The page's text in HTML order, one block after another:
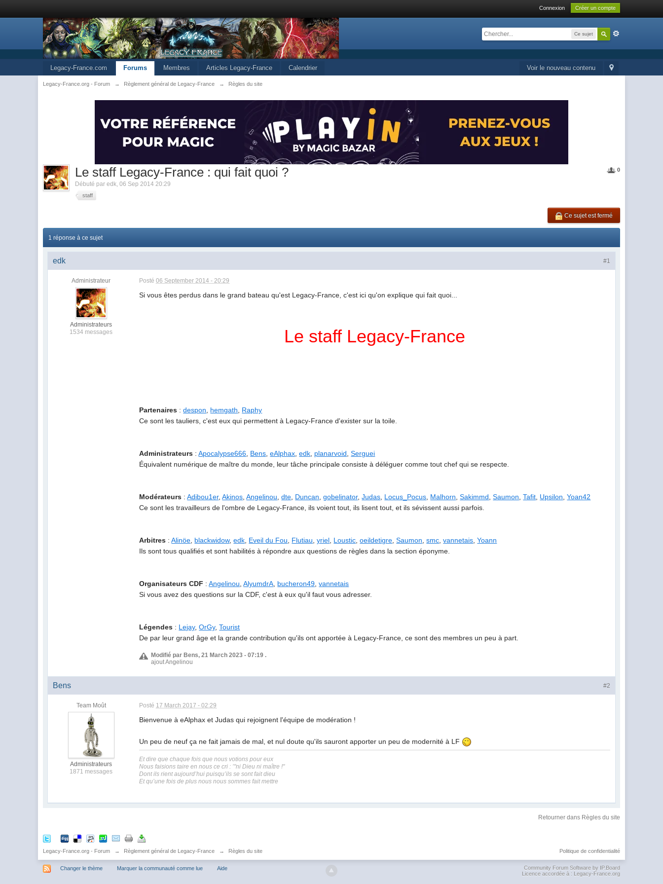
Connexion Créer un compte
Ce sujet
Voir le nouveau contenu
Legacy-France.com Forums Membres Articles Legacy-France Calendrier
Legacy-France.org - Forum → Règlement général de Legacy-France → Règles du site
0
Le staff Legacy-France : qui fait quoi ?
Débuté paredk,06 Sep 2014 20:29
staff
Ce sujet est fermé
1 réponse à ce sujet
#1
edk
Administrateur
Administrateurs
1534 messages
Posté06 September 2014 - 20:29
Si vous êtes perdus dans le grand bateau qu'est Legacy-France, c'est ici qu'on explique qui fait quoi...
Le staff Legacy-France
Partenaires :despon hemgath
Raphy
Ce sont les tauliers, c'est eux qui permettent à Legacy-France d'exister sur la toile.
Administrateurs :Apocalypse666 Bens ,eAlphax edk planarvoid ,Serguei
Équivalent numérique de maître du monde, leur tâche principale consiste à déléguer comme tout chef qui se respecte.
Modérateurs :Adibou1er,Akinos ,Angelinou dte Duncan ,gobelinator,Judas Locus_Pocus Malhorn ,Sakimmd ,Saumon ,Tafit Upsilon ,Yoan42
Ce sont les travailleurs de l'ombre de Legacy-France, ils voient tout, ils lisent tout, et ils sévissent aussi parfois.
Arbitres :Alinöe blackwidow,edk Eveil du Fou Flutiau ,yriel Loustic ,oeildetigre ,Saumon ,smc ,vannetais ,Yoann
Ils sont tous qualifiés et sont habilités à répondre aux questions de règles dans la section éponyme.
Organisateurs CDF :Angelinou ,AlyumdrA bucheron49 ,vannetais
Si vous avez des questions sur la CDF, c'est à eux qu'il faut vous adresser.
Légendes : Lejay,OrGy,Tourist
De par leur grand âge et la grande contribution qu'ils ont apportée à Legacy-France, ce sont des membres un peu à part.
Modifié par Bens, 21 March 2023 - 07:19 .
ajout Angelinou
#2
Bens
Team Moût
Administrateurs
1871 messages
Posté 17 March 2017 - 02:29
Bienvenue à eAlphax et Judas qui rejoignent l'équipe de modération !
Un peu de neuf ça ne fait jamais de mal, et nul doute qu'ils sauront apporter un peu de modernité à LF
Et dire que chaque fois que nous votions pour eux
Nous faisions taire en nous ce cri : ’"ni Dieu ni maître !"
Dont ils rient aujourd’hui puisqu’ils se sont fait dieu
Et qu’une fois de plus nous nous sommes fait mettre
Retourner dans Règles du site
Legacy-France.org - Forum → Règlement général de Legacy-France → Règles du site Politique de confidentialité
Changer le thème Marquer la communauté comme lue Aide
Community Forum Software by IP.Board
Licence accordée à : Legacy-France.org